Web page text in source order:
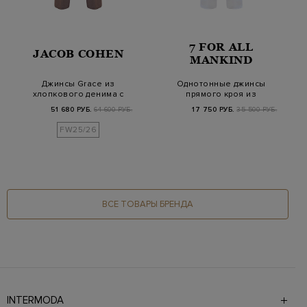
JACOB COHEN
Джинсы Grace из
хлопкового денима с
51 680 РУБ. 64 600 РУБ.
FW25/26
7 FOR ALL
MANKIND
Однотонные джинсы
прямого кроя из
нашивкой…
17 750 РУБ. 35 500 РУБ.
ВСЕ ТОВАРЫ БРЕНДА
INTERMODA